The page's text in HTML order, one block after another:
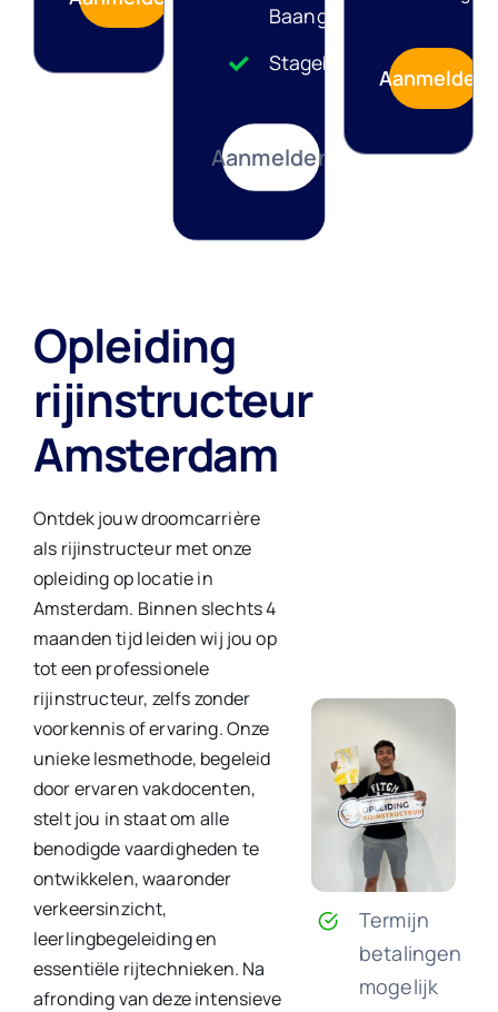
Baangarantie
Stagebank
Aanmelden
Aanmelden
Opleiding
rijinstructeur
Amsterdam
Ontdek jouw droomcarrière
als rijinstructeur met onze
opleiding op locatie in
Amsterdam. Binnen slechts 4
maanden tijd leiden wij jou op
tot een professionele
rijinstructeur, zelfs zonder
voorkennis of ervaring. Onze
unieke lesmethode, begeleid
door ervaren vakdocenten,
stelt jou in staat om alle
benodigde vaardigheden te
ontwikkelen, waaronder
verkeersinzicht,
leerlingbegeleiding en
essentiële rijtechnieken. Na
afronding van deze intensieve
Termijn
betalingen
mogelijk